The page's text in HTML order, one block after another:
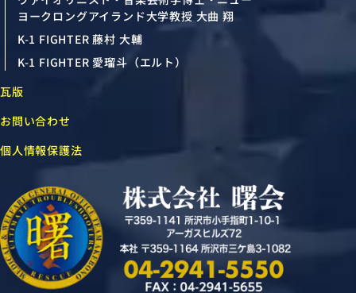
ヨークロングアイランド大学教授 大曲 翔
K-1 FIGHTER 藤村 大輔
K-1 FIGHTER 愛瑠斗（エルト）
瓦版
お問い合わせ
個人情報保護法